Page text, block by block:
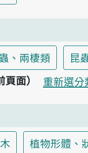
、兩棲類 昆
面）
重新選分
植物形體、